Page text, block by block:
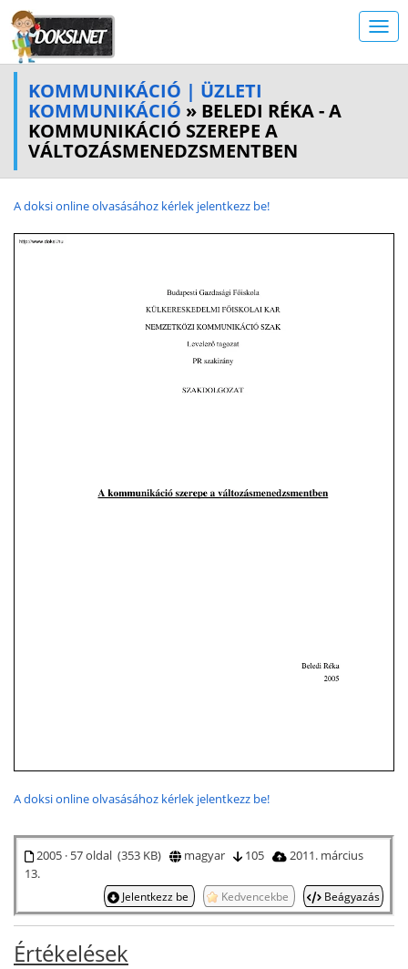
KOMMUNIKÁCIÓ | ÜZLETI
KOMMUNIKÁCIÓ » BELEDI RÉKA - A
KOMMUNIKÁCIÓ SZEREPE A
VÁLTOZÁSMENEDZSMENTBEN
A doksi online olvasásához kérlek jelentkezz be!
A doksi online olvasásához kérlek jelentkezz be!
2005 · 57 oldal (353 KB) magyar 105
2011. március
13.
Jelentkezz be Kedvencekbe Beágyazás
Értékelések